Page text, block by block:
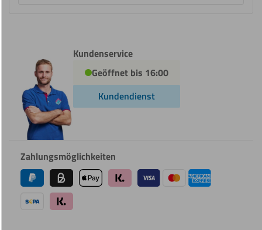
Kundenservice
Geöffnet bis 16:00
Kundendienst
Zahlungsmöglichkeiten